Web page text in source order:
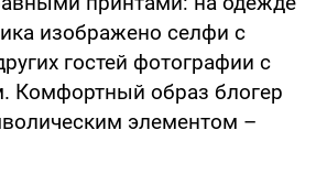
изображено селфи с
гостей фотографии с
Комфортный образ блогер
элементом –